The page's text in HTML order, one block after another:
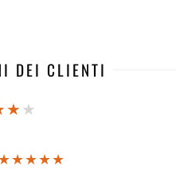
DEI CLIENTI